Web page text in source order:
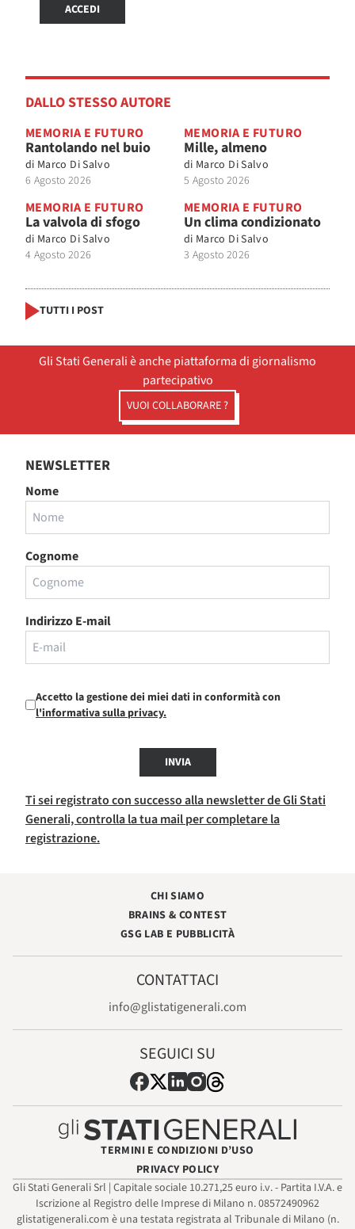
ACCEDI
DALLO STESSO AUTORE
MEMORIA E FUTURO
Rantolando nel buio
di Marco Di Salvo
6 Agosto 2026
MEMORIA E FUTURO
Mille, almeno
di Marco Di Salvo
5 Agosto 2026
MEMORIA E FUTURO
La valvola di sfogo
di Marco Di Salvo
4 Agosto 2026
MEMORIA E FUTURO
Un clima condizionato
di Marco Di Salvo
3 Agosto 2026
TUTTI I POST
Gli Stati Generali è anche piattaforma di giornalismo
partecipativo
VUOI COLLABORARE ?
NEWSLETTER
Nome
Cognome
Indirizzo E-mail
Accetto la gestione dei miei dati in conformità con
l'informativa sulla privacy.
INVIA
Ti sei registrato con successo alla newsletter de Gli Stati
Generali, controlla la tua mail per completare la
registrazione.
CHI SIAMO
BRAINS & CONTEST
GSG LAB E PUBBLICITÀ
CONTATTACI
info@glistatigenerali.com
SEGUICI SU
TERMINI E CONDIZIONI D’USO
PRIVACY POLICY
Gli Stati Generali Srl | Capitale sociale 10.271,25 euro i.v. - Partita I.V.A. e
Iscrizione al Registro delle Imprese di Milano n. 08572490962
glistatigenerali.com è una testata registrata al Tribunale di Milano (n.